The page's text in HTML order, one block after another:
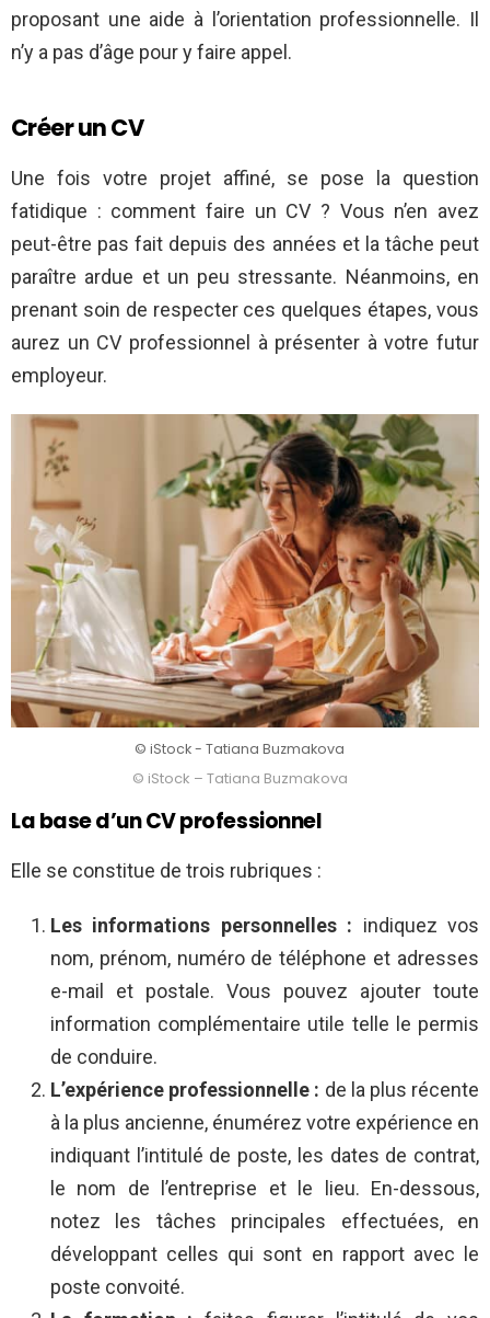
proposant une aide à l’orientation professionnelle. Il
n’y a pas d’âge pour y faire appel.
Créer un CV
Une fois votre projet affiné, se pose la question
fatidique : comment faire un CV ? Vous n’en avez
peut-être pas fait depuis des années et la tâche peut
paraître ardue et un peu stressante. Néanmoins, en
prenant soin de respecter ces quelques étapes, vous
aurez un CV professionnel à présenter à votre futur
employeur.
© iStock - Tatiana Buzmakova
© iStock – Tatiana Buzmakova
La base d’un CV professionnel
Elle se constitue de trois rubriques :
Les informations personnelles : indiquez vos
nom, prénom, numéro de téléphone et adresses
e-mail et postale. Vous pouvez ajouter toute
information complémentaire utile telle le permis
de conduire.
L’expérience professionnelle : de la plus récente
à la plus ancienne, énumérez votre expérience en
indiquant l’intitulé de poste, les dates de contrat,
le nom de l’entreprise et le lieu. En-dessous,
notez les tâches principales effectuées, en
développant celles qui sont en rapport avec le
poste convoité.